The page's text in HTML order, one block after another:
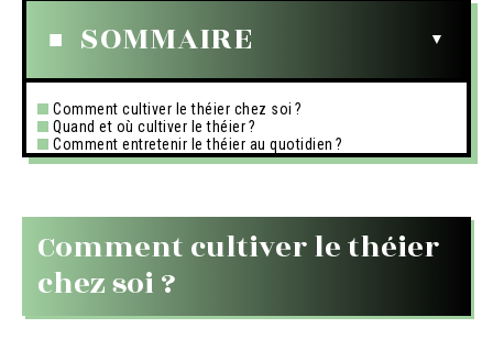
SOMMAIRE
Comment cultiver le théier chez soi ?
Quand et où cultiver le théier ?
Comment entretenir le théier au quotidien ?
Comment cultiver le théier
chez soi ?